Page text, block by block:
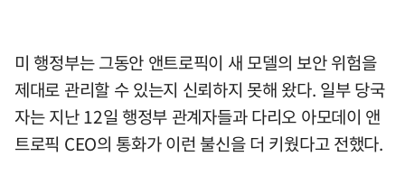
미 행정부는 그동안 앤트로픽이 새 모델의 보안 위험을
제대로 관리할 수 있는지 신뢰하지 못해 왔다. 일부 당국
자는 지난 12일 행정부 관계자들과 다리오 아모데이 앤
트로픽 CEO의 통화가 이런 불신을 더 키웠다고 전했다.